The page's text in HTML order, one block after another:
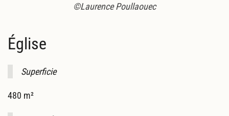
©Laurence Poullaouec
Église
Superficie
480 m²